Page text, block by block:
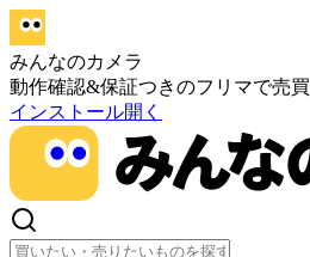
みんなのカメラ
動作確認&保証つきのフリマで売買
インストール開く